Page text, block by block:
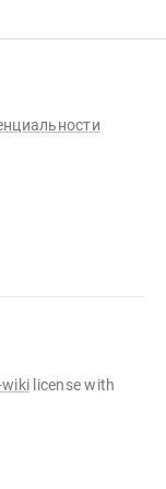
wiki license with